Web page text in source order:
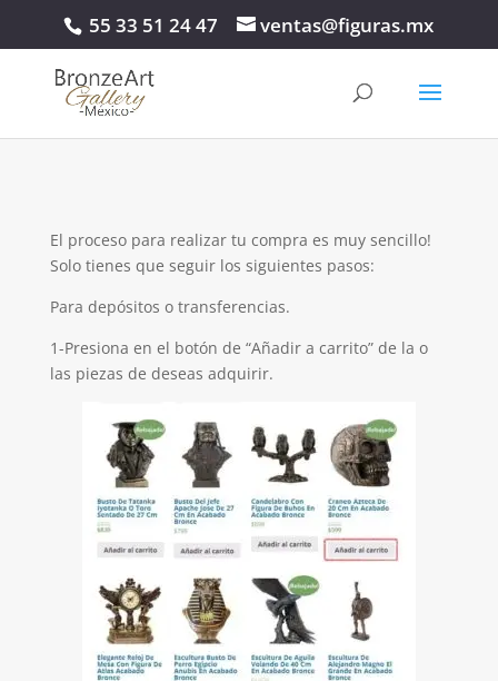
55 33 51 24 47 ventas@figuras.mx
El proceso para realizar tu compra es muy sencillo!
Solo tienes que seguir los siguientes pasos:
Para depósitos o transferencias.
1-Presiona en el botón de “Añadir a carrito” de la o
las piezas de deseas adquirir.